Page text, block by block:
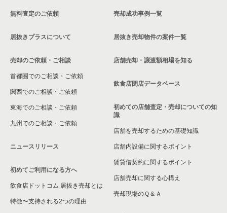
茅ヶ崎市の飲食店の居抜き売却物件の案件一覧
川崎市麻生区の飲食店の居抜き売却物件の案件一覧
相模原市中央区の飲食店の居抜き売却物件の案件一覧
横浜市保土ケ谷区の飲食店の居抜き売却物件の案件一覧
横浜市旭区の飲食店の居抜き売却物件の案件一覧
横浜市緑区の飲食店の居抜き売却物件の案件一覧
平塚市の飲食店の居抜き売却物件の案件一覧
横浜市港南区の飲食店の居抜き売却物件の案件一覧
横須賀市の飲食店の居抜き売却物件の案件一覧
無料査定のご依頼
居抜きプラスについて
売却のご依頼・ご相談
首都圏でのご相談・ご依頼
関西でのご相談・ご依頼
東海でのご相談・ご依頼
九州でのご相談・ご依頼
ニュースリリース
初めてご利用になる方へ
飲食店ドットコム 居抜き売却とは
特徴〜支持される2つの理由
売却成功事例一覧
居抜き売却物件の案件一覧
店舗売却・譲渡額相場を知る
飲食店閉店データベース
初めての店舗査定・売却についての知
識
店舗を売却するための基礎知識
店舗内設備に関するポイント
賃貸借契約に関するポイント
店舗売却に関する心構え
売却現場のＱ＆Ａ